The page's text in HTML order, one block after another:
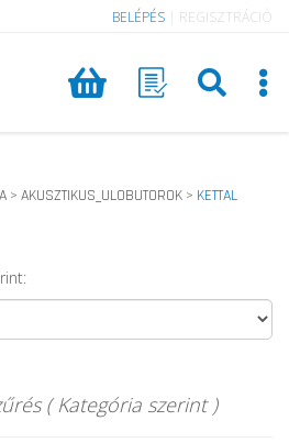
BELÉPÉS REGISZTRÁCIÓ
> AKUSZTIKUS_ULOBUTOROK > KETTAL
( Kategória szerint )